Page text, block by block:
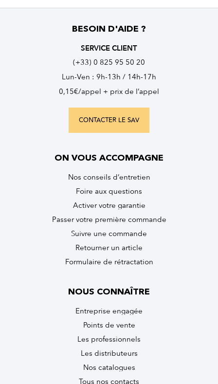
BESOIN D'AIDE ?
SERVICE CLIENT
(+33) 0 825 95 50 20
Lun-Ven : 9h-13h / 14h-17h
0,15€/appel + prix de l’appel
CONTACTER LE SAV
ON VOUS ACCOMPAGNE
Nos conseils d’entretien
Foire aux questions
Activer votre garantie
Passer votre première commande
Suivre une commande
Retourner un article
Formulaire de rétractation
NOUS CONNAÎTRE
Entreprise engagée
Points de vente
Les professionnels
Les distributeurs
Nos catalogues
Tous nos contacts